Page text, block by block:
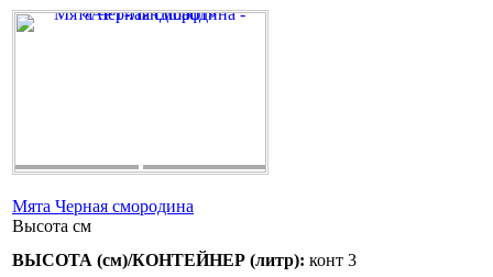
Мята Черная смородина
Высота см
ВЫСОТА (см)/КОНТЕЙНЕР (литр): конт 3